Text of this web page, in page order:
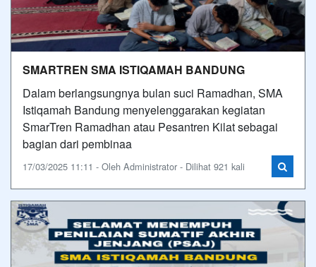
SMARTREN SMA ISTIQAMAH BANDUNG
Dalam berlangsungnya bulan suci Ramadhan, SMA
Istiqamah Bandung menyelenggarakan kegiatan
SmarTren Ramadhan atau Pesantren Kilat sebagai
bagian dari pembinaa
17/03/2025 11:11 - Oleh Administrator - Dilihat 921 kali